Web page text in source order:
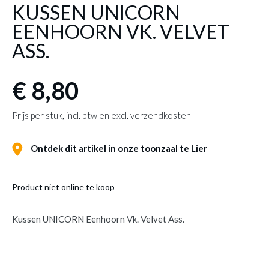
KUSSEN UNICORN
EENHOORN VK. VELVET
ASS.
€ 8,80
Prijs per stuk, incl. btw en excl. verzendkosten
Ontdek dit artikel in onze toonzaal te Lier
Product niet online te koop
Kussen UNICORN Eenhoorn Vk. Velvet Ass.